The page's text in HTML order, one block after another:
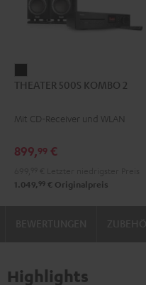
500S
2
THEATER 500S KOMBO 2
Mit CD-Receiver und WLAN
899,99 €
1.049, 99 € Originalpreis
Highlights